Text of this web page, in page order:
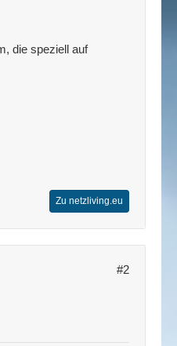
die speziell auf
Zu netzliving.eu
#2